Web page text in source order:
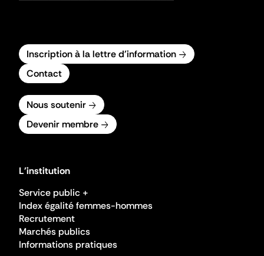
Inscription à la lettre d'information
Contact
Nous soutenir
Devenir membre
L'institution
Service public +
Index égalité femmes-hommes
Recrutement
Marchés publics
Informations pratiques